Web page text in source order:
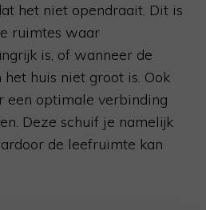
het niet opendraait. Dit is
ruimtes waar
is, of wanneer de
huis niet groot is. Ook
een optimale verbinding
Deze schuif je namelijk
de leefruimte kan